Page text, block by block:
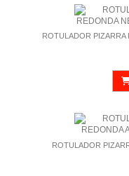
ROTULADOR PIZARRA
ROTULADOR